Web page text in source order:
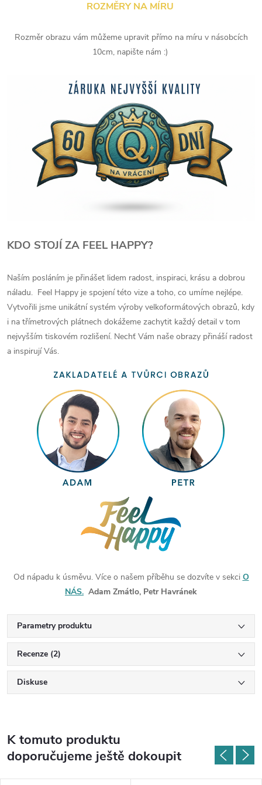
ROZMĚRY NA MÍRU
Rozměr obrazu vám můžeme upravit přímo na míru v násobcích
10cm, napište nám :)
KDO STOJÍ ZA FEEL HAPPY?
Naším posláním je přinášet lidem radost, inspiraci, krásu a dobrou
náladu. Feel Happy je spojení této vize a toho, co umíme nejlépe.
Vytvořili jsme unikátní systém výroby velkoformátových obrazů, kdy
i na třímetrových plátnech dokážeme zachytit každý detail v tom
nejvyšším tiskovém rozlišení. Nechť Vám naše obrazy přináší radost
a inspirují Vás.
Od nápadu k úsměvu. Více o našem příběhu se dozvíte v sekci O
NÁS. Adam Zmátlo, Petr Havránek
Parametry produktu
Recenze (2)
Diskuse
K tomuto produktu
doporučujeme ještě dokoupit